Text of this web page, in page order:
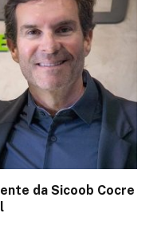
da Sicoob Cocre